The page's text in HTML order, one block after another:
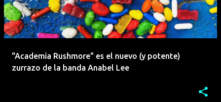
"Academia Rushmore" es el nuevo (y potente)
zurrazo de la banda Anabel Lee